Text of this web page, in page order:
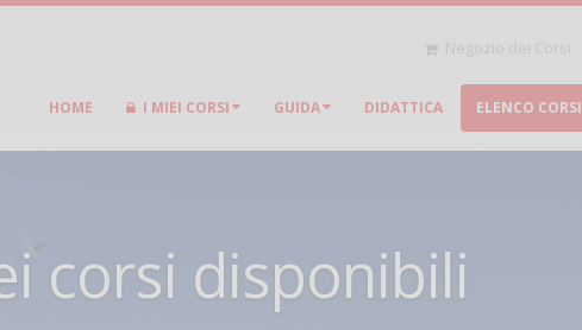
Negozio dei Corsi
HOME I MIEI CORSI GUIDA DIDATTICA ELENCO CORSI
corsi disponibili